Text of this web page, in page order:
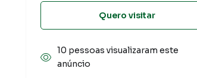
Quero visitar
10 pessoas visualizaram este
anúncio